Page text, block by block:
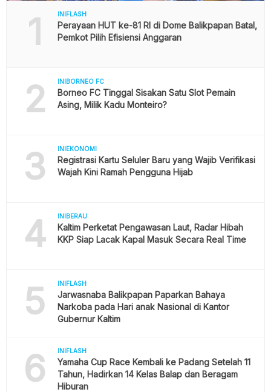
1 INIFLASH
Perayaan HUT ke-81 RI di Dome Balikpapan Batal,
Pemkot Pilih Efisiensi Anggaran
2 INIBORNEO FC
Borneo FC Tinggal Sisakan Satu Slot Pemain
Asing, Milik Kadu Monteiro?
3 INIEKONOMI
Registrasi Kartu Seluler Baru yang Wajib Verifikasi
Wajah Kini Ramah Pengguna Hijab
4 INIBERAU
Kaltim Perketat Pengawasan Laut, Radar Hibah
KKP Siap Lacak Kapal Masuk Secara Real Time
5 INIFLASH
Jarwasnaba Balikpapan Paparkan Bahaya
Narkoba pada Hari anak Nasional di Kantor
Gubernur Kaltim
6 INIFLASH
Yamaha Cup Race Kembali ke Padang Setelah 11
Tahun, Hadirkan 14 Kelas Balap dan Beragam
Hiburan